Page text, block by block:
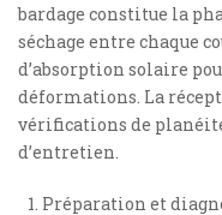
bardage constitue la
séchage entre chaque
d’absorption solaire
déformations. La
vérifications de
d’entretien.
Préparation et